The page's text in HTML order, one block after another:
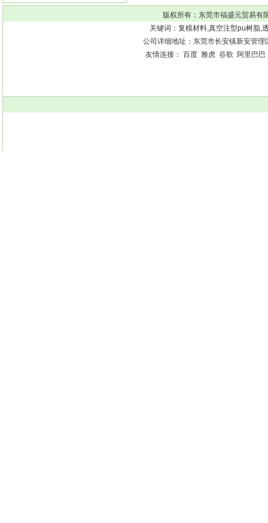
版权所有： 东莞市福盛元贸易有
关键词： 复模材料,真空注型pu树脂,
公司详细地址：东莞市长安镇新安管
友情连接： 百度 雅虎 谷歌 阿里巴巴